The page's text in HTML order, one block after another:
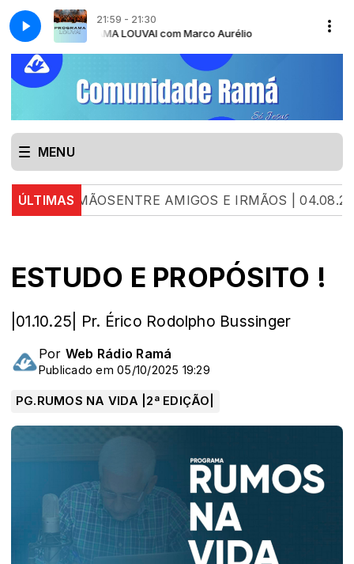
21:59 - 21:30
PROGRAMA LOUVAI com Marco Aurélio
MENU
ÚLTIMAS
IRMÃOSENTRE AMIGOS E IRMÃOS | 04.08.26 |
ESTUDO E PROPÓSITO !
|01.10.25| Pr. Érico Rodolpho Bussinger
Por Web Rádio Ramá
Publicado em 05/10/2025 19:29
PG.RUMOS NA VIDA |2ª EDIÇÃO|